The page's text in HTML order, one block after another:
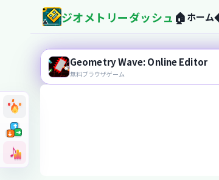
➜
➜
➜
♪
➜
➜
ジオメトリーダッシュ 🏠ホーム
geometry-dash-
Geometry Wave: Online Editor
無料ブラウザゲーム